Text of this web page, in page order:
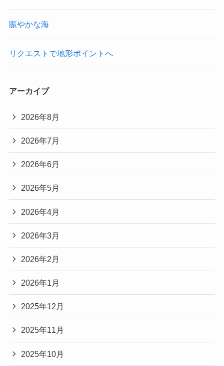
賑やかな海
リクエストで地形ポイントへ
アーカイブ
2026年8月
2026年7月
2026年6月
2026年5月
2026年4月
2026年3月
2026年2月
2026年1月
2025年12月
2025年11月
2025年10月